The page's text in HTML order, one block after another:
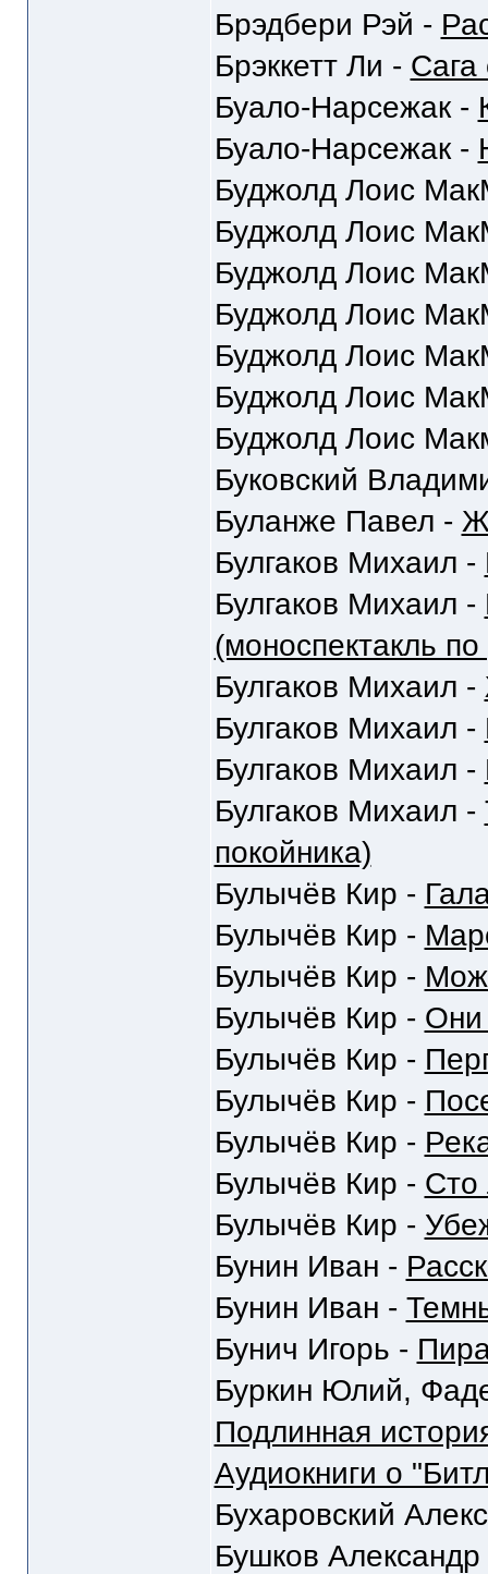
Брэдбери Рэй -
Брэккетт Ли - Сага
Буало-Нарсежак -
Буало-Нарсежак -
Буджолд Лоис
Буджолд Лоис
Буджолд Лоис
Буджолд Лоис
Буджолд Лоис
Буджолд Лоис
Буджолд Лоис
Буковский
Буланже Павел -
Булгаков Михаил -
Булгаков Михаил -
(моноспектакль
Булгаков Михаил -
Булгаков Михаил -
Булгаков Михаил -
Булгаков Михаил -
покойника)
Булычёв Кир -
Булычёв Кир -
Булычёв Кир -
Булычёв Кир - Они
Булычёв Кир -
Булычёв Кир -
Булычёв Кир -
Булычёв Кир - Сто
Булычёв Кир -
Бунин Иван -
Бунин Иван -
Бунич Игорь -
Буркин Юлий,
Подлинная
Аудиокниги о
Бухаровский
Бушков